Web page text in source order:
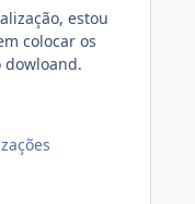
estou
colocar os
dowloand.